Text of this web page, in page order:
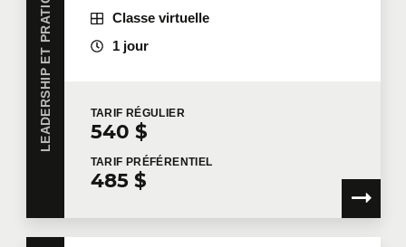
Classe virtuelle
1 jour
TARIF RÉGULIER
540 $
TARIF PRÉFÉRENTIEL
485 $